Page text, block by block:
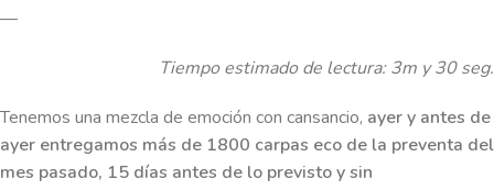
—
Tiempo estimado de lectura: 3m y 30 seg.
Tenemos una mezcla de emoción con cansancio, ayer y antes de
ayer entregamos más de 1800 carpas eco de la preventa del
mes pasado, 15 días antes de lo previsto y sin